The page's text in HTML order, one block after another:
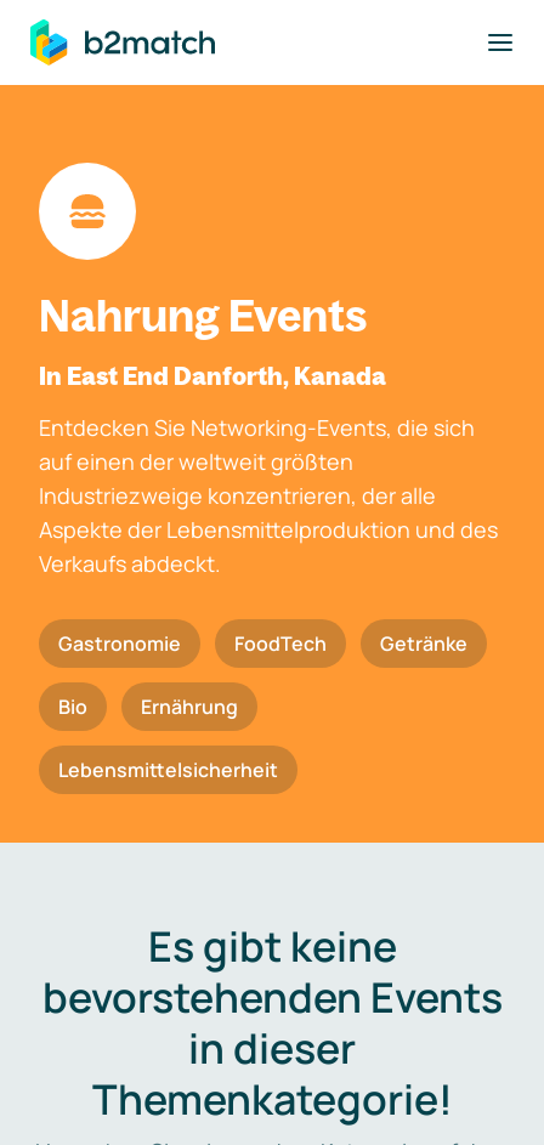
springen
Nahrung Events
In East End Danforth, Kanada
Entdecken Sie Networking-Events, die sich
auf einen der weltweit größten
Industriezweige konzentrieren, der alle
Aspekte der Lebensmittelproduktion und des
Verkaufs abdeckt.
Gastronomie FoodTech Getränke
Bio Ernährung
Lebensmittelsicherheit
Es gibt keine
bevorstehenden Events
in dieser
Themenkategorie!